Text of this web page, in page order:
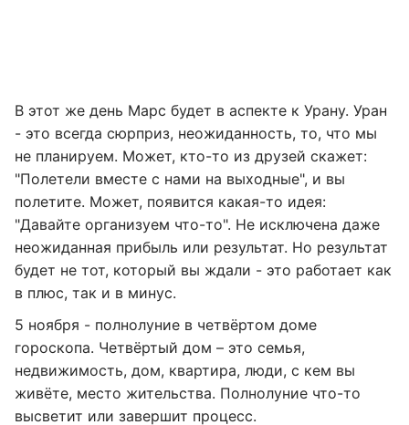
В этот же день Марс будет в аспекте к Урану. Уран
- это всегда сюрприз, неожиданность, то, что мы
не планируем. Может, кто-то из друзей скажет:
"Полетели вместе с нами на выходные", и вы
полетите. Может, появится какая-то идея:
"Давайте организуем что-то". Не исключена даже
неожиданная прибыль или результат. Но результат
будет не тот, который вы ждали - это работает как
в плюс, так и в минус.
5 ноября - полнолуние в четвёртом доме
гороскопа. Четвёртый дом – это семья,
недвижимость, дом, квартира, люди, с кем вы
живёте, место жительства. Полнолуние что-то
высветит или завершит процесс.